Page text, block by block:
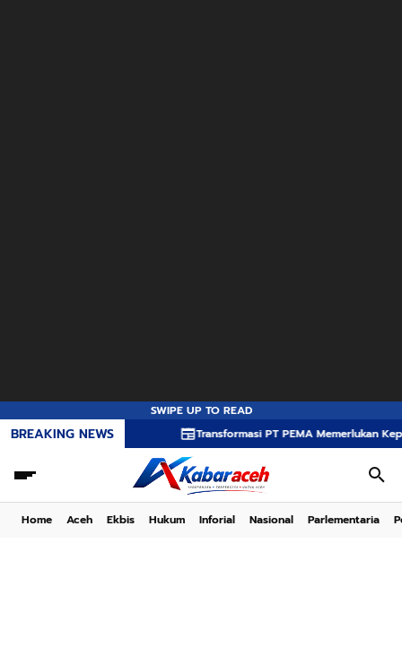
SWIPE UP TO READ
BREAKING NEWS Transformasi PT PEMA Memerlukan
Home Aceh Ekbis Hukum Inforial Nasional Parlementaria